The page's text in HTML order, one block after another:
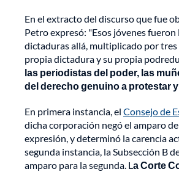
En el extracto del discurso que fue
Petro expresó: "Esos jóvenes
dictaduras allá, multiplicado por tres
propia dictadura y su propia
las periodistas del poder, las
del derecho genuino a protestar y
En primera instancia, el Consejo de
dicha corporación negó el amparo
expresión, y determinó la carencia
segunda instancia, la Subsección B
amparo para la segunda. La Corte